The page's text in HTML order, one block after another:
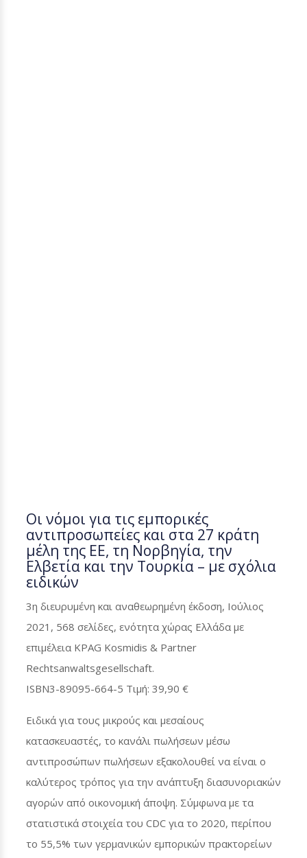
Οι νόμοι για τις εμπορικές
αντιπροσωπείες και στα 27 κράτη
μέλη της ΕΕ, τη Νορβηγία, την
Ελβετία και την Τουρκία – με σχόλια
ειδικών
3η διευρυμένη και αναθεωρημένη έκδοση, Ιούλιος
2021, 568 σελίδες, ενότητα χώρας Ελλάδα με
επιμέλεια KPAG Kosmidis & Partner
Rechtsanwaltsgesellschaft.
ISBN3-89095-664-5 Τιμή: 39,90 €
Ειδικά για τους μικρούς και μεσαίους
κατασκευαστές, το κανάλι πωλήσεων μέσω
αντιπροσώπων πωλήσεων εξακολουθεί να είναι ο
καλύτερος τρόπος για την ανάπτυξη διασυνοριακών
αγορών από οικονομική άποψη. Σύμφωνα με τα
στατιστικά στοιχεία του CDC για το 2020, περίπου
το 55,5% των γερμανικών εμπορικών πρακτορείων